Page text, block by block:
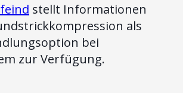
stellt Informationen
als
bei
zur Verfügung.